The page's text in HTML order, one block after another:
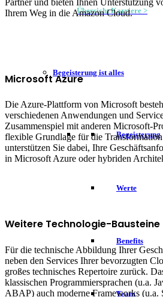
Übersicht Karriere >
Begeisterung ist alles
Begeisterung
Werte
Benefits
Team
Partner und bieten Ihnen Unterstützung
Ihrem Weg in die Amazon Cloud.
Microsoft Azure
Die Azure-Plattform von Microsoft
verschiedenen Anwendungen und
Zusammenspiel mit anderen Microsoft-
flexible Grundlage für die
unterstützen Sie dabei, Ihre
in Microsoft Azure oder hybriden
Weitere Technologie-Bausteine
Für die technische Abbildung Ihrer
neben den Services Ihrer bevorzugten
großes technisches Repertoire zurück.
klassischen Programmiersprachen (u.a.
ABAP) auch moderne Frameworks